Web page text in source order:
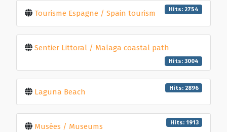
Tourisme Espagne / Spain tourism Hits: 2754
Sentier Littoral / Malaga coastal path
Hits: 3004
Laguna Beach Hits: 2896
Musées / Museums Hits: 1913